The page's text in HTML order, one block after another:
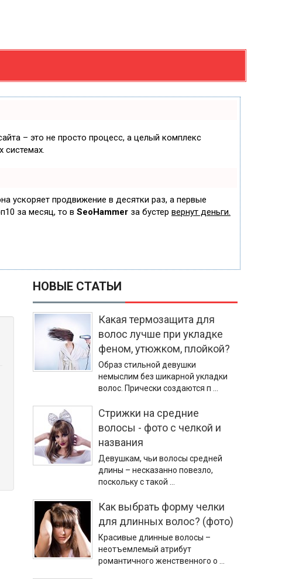
– это не просто процесс, а целый комплекс
системах.
ускоряет продвижение в десятки раз, а первые
за месяц, то в SeoHammer за бустер вернут деньги.
НОВЫЕ СТАТЬИ
Какая термозащита для
волос лучше при укладке
феном, утюжком, плойкой?
Образ стильной девушки
немыслим без шикарной укладки
волос. Прически создаются п …
Стрижки на средние
волосы - фото с челкой и
названия
Девушкам, чьи волосы средней
длины – несказанно повезло,
поскольку с такой …
Как выбрать форму челки
для длинных волос? (фото)
Красивые длинные волосы –
неотъемлемый атрибут
романтичного женственного о …